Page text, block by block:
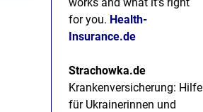
for you. Health-
Insurance.de
Strachowka.de
Krankenversicherung: Hilfe
für Ukrainerinnen und